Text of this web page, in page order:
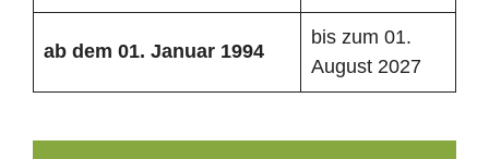
ab dem 01. Januar 1994
bis zum 01.
August 2027